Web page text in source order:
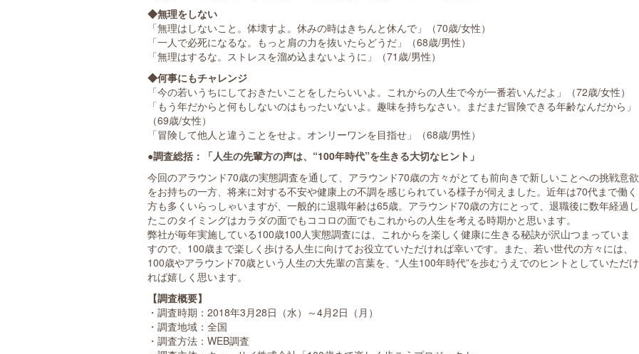
◆無理をしない
「無理はしないこと。体壊すよ。休みの時はきちんと休んで」（70歳/女性）
「一人で必死になるな。もっと肩の力を抜いたらどうだ」（68歳/男性）
「無理はするな。ストレスを溜め込まないように」（71歳/男性）
◆何事にもチャレンジ
「今の若いうちにしておきたいことをしたらいいよ。これからの人生で今が一番若いんだよ」（72歳/女性）
「もう年だからと何もしないのはもったいないよ。趣味を持ちなさい。まだまだ冒険できる年齢なんだから」
（69歳/女性）
「冒険して他人と違うことをせよ。オンリーワンを目指せ」（68歳/男性）
●調査総括：「人生の先輩方の声は、“100年時代”を生きる大切なヒント」
今回のアラウンド70歳の実態調査を通して、アラウンド70歳の方々がとても前向きで新しいことへの挑戦意欲
をお持ちの一方、将来に対する不安や健康上の不調を感じられている様子が伺えました。近年は70代まで働く
方も多くいらっしゃいますが、一般的に退職年齢は65歳。アラウンド70歳の方にとって、退職後に数年経過し
たこのタイミングはカラダの面でもココロの面でもこれからの人生を考える時期かと思います。
弊社が毎年実施している100歳100人実態調査には、これからを楽しく健康に生きる秘訣が沢山つまっていま
すので、100歳まで楽しく歩ける人生に向けてお役立ていただければ幸いです。また、若い世代の方々には、
100歳やアラウンド70歳という人生の大先輩の言葉を、“人生100年時代”を歩むうえでのヒントとしていただけ
れば嬉しく思います。
【調査概要】
・調査時期：2018年3月28日（水）～4月2日（月）
・調査地域：全国
・調査方法：WEB調査